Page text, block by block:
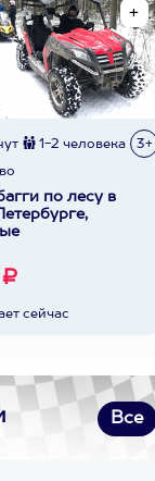
1-2 человека 3+
по лесу в
₽
сейчас
Все